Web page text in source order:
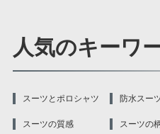
人気のキーワ
スーツとポロシャツ 防水スー
スーツの質感 スーツの